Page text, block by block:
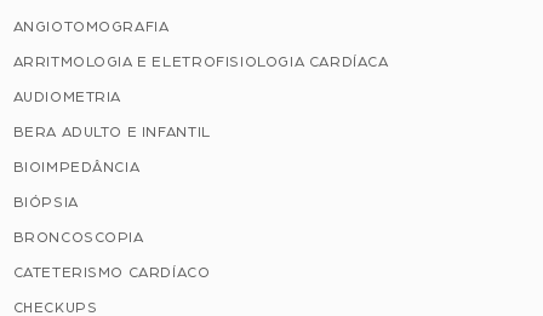
ANGIOTOMOGRAFIA
ARRITMOLOGIA E ELETROFISIOLOGIA CARDÍACA
AUDIOMETRIA
BERA ADULTO E INFANTIL
BIOIMPEDÂNCIA
BIÓPSIA
BRONCOSCOPIA
CATETERISMO CARDÍACO
CHECKUPS